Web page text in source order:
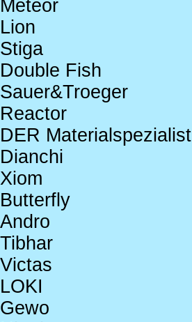
Meteor
Lion
Stiga
Double Fish
Sauer&Troeger
Reactor
DER Materialspezialist
Dianchi
Xiom
Butterfly
Andro
Tibhar
Victas
LOKI
Gewo